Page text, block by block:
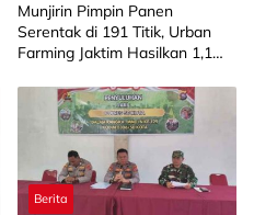
Munjirin Pimpin Panen
Serentak di 191 Titik, Urban
Farming Jaktim Hasilkan 1,1
Berita